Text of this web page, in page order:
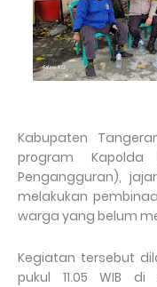
Kabupaten
program Kapolda
Pengangguran),
melakukan
warga yang belum
Kegiatan tersebut
pukul 11.05 WIB di